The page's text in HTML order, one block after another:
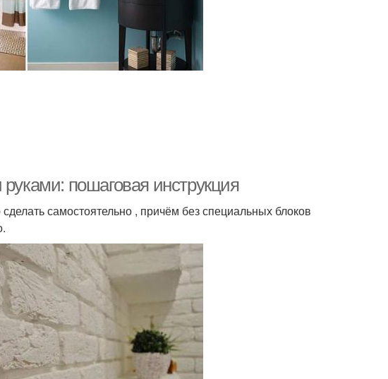
пошаговая инструкция
самостоятельно , причём без специальных блоков